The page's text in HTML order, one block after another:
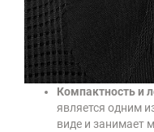
Компактность и
является одним
виде и занимает